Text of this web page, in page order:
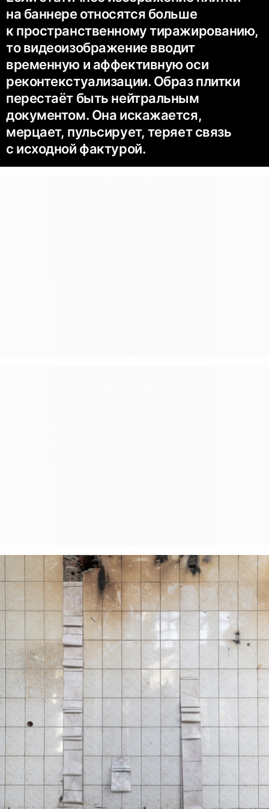
на баннере относятся больше
к пространственному тиражированию,
то видеоизображение вводит
временную и аффективную оси
реконтекстуализации. Образ плитки
перестаёт быть нейтральным
документом. Она искажается,
мерцает, пульсирует, теряет связь
с исходной фактурой.